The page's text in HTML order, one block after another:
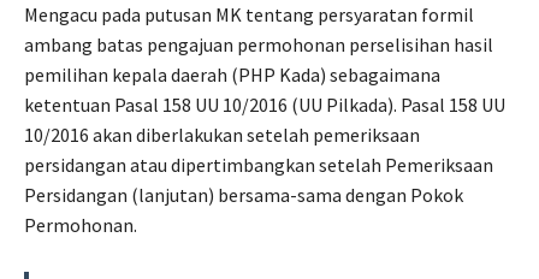
Mengacu pada putusan MK tentang persyaratan formil
ambang batas pengajuan permohonan perselisihan hasil
pemilihan kepala daerah (PHP Kada) sebagaimana
ketentuan Pasal 158 UU 10/2016 (UU Pilkada). Pasal 158 UU
10/2016 akan diberlakukan setelah pemeriksaan
persidangan atau dipertimbangkan setelah Pemeriksaan
Persidangan (lanjutan) bersama-sama dengan Pokok
Permohonan.